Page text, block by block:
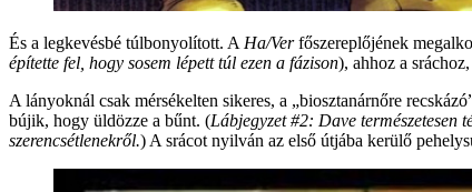
És a legkevésbé túlbonyolított. A Ha/Verfőszereplőjének
építette fel, hogy sosem lépett túl ezen a fázison), ahhoz a
A lányoknál csak mérsékelten sikeres, a „biosztanárnőre
bújik, hogy üldözze a bűnt. (Lábjegyzet #2: Dave természetesen
szerencsétlenekről.) A srácot nyilván az első útjába kerülő